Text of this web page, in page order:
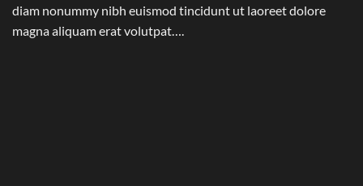
diam nonummy nibh euismod tincidunt ut laoreet dolore
magna aliquam erat volutpat….